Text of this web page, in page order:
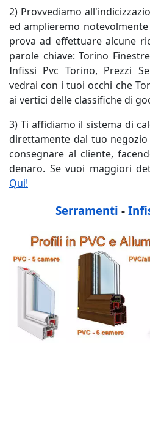
2) Provvediamo
ed amplieremo
prova ad effettuare alcune
parole chiave: Torino
Infissi Pvc Torino, Prezzi
vedrai con i tuoi occhi che
ai vertici delle classifiche di
3) Ti affidiamo il sistema di
direttamente dal tuo
consegnare al cliente,
denaro. Se vuoi maggiori
Qui!
Serramenti -